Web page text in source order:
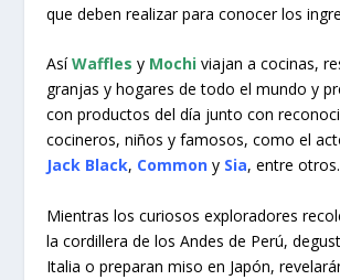
que deben realizar para conocer los
AsíWaffles y Mochi viajan a cocinas,
granjas y hogares de todo el mundo y
con productos del día junto con
cocineros, niños y famosos, como el
Jack Black, Common y Sia, entre otros.
Mientras los curiosos exploradores
la cordillera de los Andes de Perú,
Italia o preparan miso en Japón,